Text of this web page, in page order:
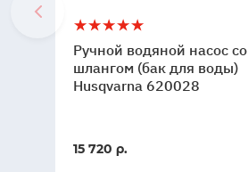
Ручной
водяной
насос
со
для
5
Ручной водяной насос со
шлангом (бак для воды)
Husqvarna 620028
15 720 р.